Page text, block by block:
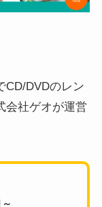
CD/DVDのレン
会社ゲオが運営